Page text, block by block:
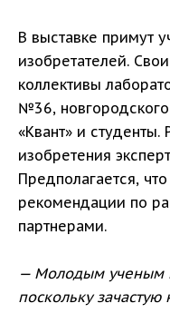
В выставке примут
изобретателей.
коллективы
№36,
«Квант» и студенты.
изобретения
Предполагается,
рекомендации по
партнерами.
— Молодым ученым
поскольку зачастую